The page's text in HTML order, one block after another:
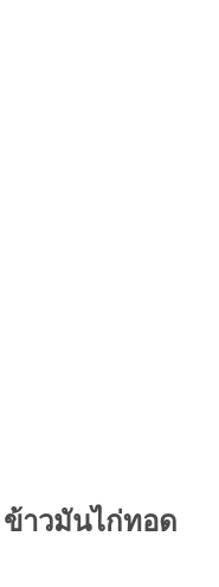
าวมันไก่ทอด